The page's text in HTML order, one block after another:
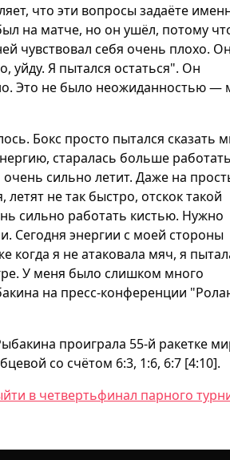
что эти вопросы задаёте
на матче, но он ушёл, потому
чувствовал себя очень плохо. Он
уйду. Я пытался остаться". Он
Это не было неожиданностью —
Бокс просто пытался сказать
старалась больше работать
сильно летит. Даже на
не так быстро, отскок такой
сильно работать кистью. Нужно
Сегодня энергии с моей стороны
когда я не атаковала мяч, я
У меня было слишком много
на пресс-конференции
проиграла 55-й ракетке
со счётом 6:3, 1:6, 6:7 [4:10].
в четвертьфинал парного